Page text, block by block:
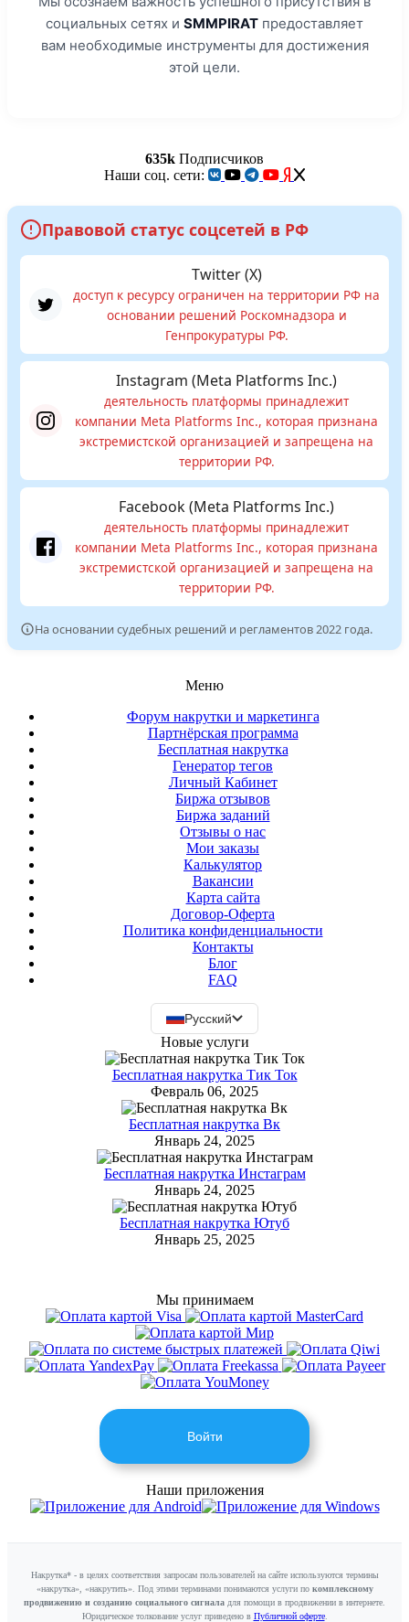
социальных сетях и SMMPIRAT предоставляет
вам необходимые инструменты для достижения
этой цели.
635k Подписчиков
Наши соц. сети:
Правовой статус соцсетей в РФ
Twitter (X)
доступ к ресурсу ограничен на территории РФ на
основании решений Роскомнадзора и
Генпрокуратуры РФ.
Instagram (Meta Platforms Inc.)
деятельность платформы принадлежит
компании Meta Platforms Inc., которая признана
экстремистской организацией и запрещена на
территории РФ.
Facebook (Meta Platforms Inc.)
деятельность платформы принадлежит
компании Meta Platforms Inc., которая признана
экстремистской организацией и запрещена на
территории РФ.
На основании судебных решений и регламентов 2022 года.
Меню
Форум накрутки и маркетинга
Партнёрская программа
Бесплатная накрутка
Генератор тегов
Личный Кабинет
Биржа отзывов
Биржа заданий
Отзывы о нас
Мои заказы
Калькулятор
Вакансии
Карта сайта
Договор-Оферта
Политика конфиденциальности
Контакты
Блог
FAQ
Русский
Новые услуги
Бесплатная накрутка Тик Ток
Февраль 06, 2025
Бесплатная накрутка Вк
Январь 24, 2025
Бесплатная накрутка Инстаграм
Январь 24, 2025
Бесплатная накрутка Ютуб
Январь 25, 2025
Мы принимаем
Войти
Наши приложения
Накрутка* - в целях соответствия запросам пользователей на сайте используются термины
«накрутка», «накрутить». Под этими терминами понимаются услуги по комплексному
продвижению и созданию социального сигнала для помощи в продвижении в интернете.
Юридическое толкование услуг приведено в Публичной оферте.